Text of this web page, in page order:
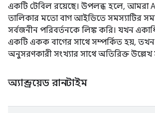
একটি টেবিল রয়েছে। উপলব্ধ হলে, আমরা
তালিকার মতো বাগ আইডিতে সমস্যাটির
সর্বজনীন পরিবর্তনকে লিঙ্ক করি। যখন
একটি একক বাগের সাথে সম্পর্কিত হয়,
অনুসরণকারী সংখ্যার সাথে অতিরিক্ত উল্লেখ
অ্যান্ড্রয়েড রানটাইম